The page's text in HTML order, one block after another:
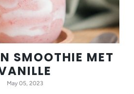
SMOOTHIE MET
May 05, 2023